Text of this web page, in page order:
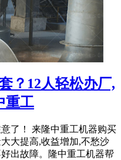
？12人轻松办厂,
重工
了！ 来隆中重工机器购买
大提高,收益增加,不愁沙
出故障。隆中重工机器帮